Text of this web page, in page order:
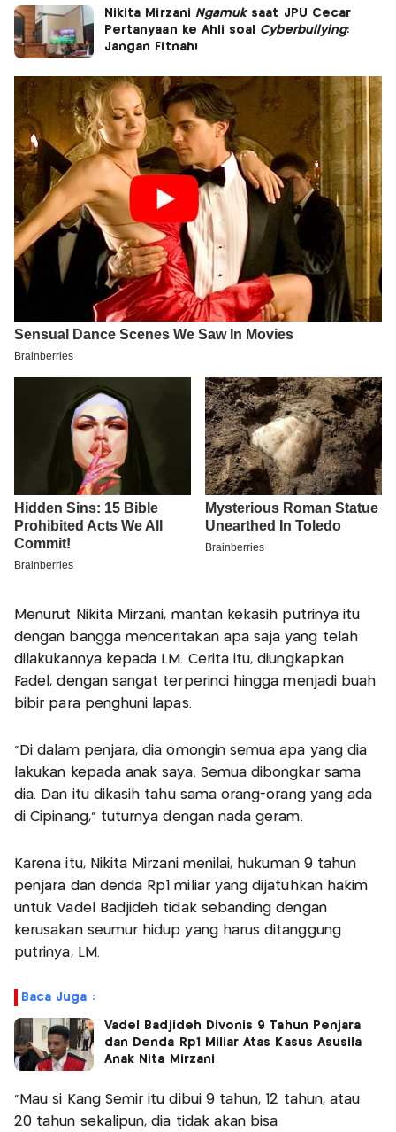
Nikita Mirzani Ngamuksaat JPU Cecar
Pertanyaan ke Ahli soal Cyberbullying:
Jangan Fitnah!
Menurut Nikita Mirzani, mantan kekasih putrinya itu
dengan bangga menceritakan apa saja yang telah
dilakukannya kepada LM. Cerita itu, diungkapkan
Fadel, dengan sangat terperinci hingga menjadi buah
bibir para penghuni lapas.
“Di dalam penjara, dia omongin semua apa yang dia
lakukan kepada anak saya. Semua dibongkar sama
dia. Dan itu dikasih tahu sama orang-orang yang ada
di Cipinang,” tuturnya dengan nada geram.
Karena itu, Nikita Mirzani menilai, hukuman 9 tahun
penjara dan denda Rp1 miliar yang dijatuhkan hakim
untuk Vadel Badjideh tidak sebanding dengan
kerusakan seumur hidup yang harus ditanggung
putrinya, LM.
Baca Juga :
Vadel Badjideh Divonis 9 Tahun Penjara
dan Denda Rp1 Miliar Atas Kasus Asusila
Anak Nita Mirzani
“Mau si Kang Semir itu dibui 9 tahun, 12 tahun, atau
20 tahun sekalipun, dia tidak akan bisa